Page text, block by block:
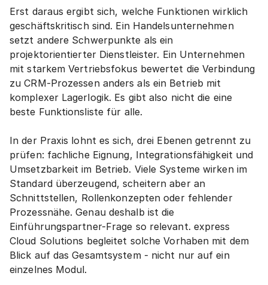
Erst daraus ergibt sich, welche Funktionen wirklich
geschäftskritisch sind. Ein Handelsunternehmen
setzt andere Schwerpunkte als ein
projektorientierter Dienstleister. Ein Unternehmen
mit starkem Vertriebsfokus bewertet die Verbindung
zu CRM-Prozessen anders als ein Betrieb mit
komplexer Lagerlogik. Es gibt also nicht die eine
beste Funktionsliste für alle.
In der Praxis lohnt es sich, drei Ebenen getrennt zu
prüfen: fachliche Eignung, Integrationsfähigkeit und
Umsetzbarkeit im Betrieb. Viele Systeme wirken im
Standard überzeugend, scheitern aber an
Schnittstellen, Rollenkonzepten oder fehlender
Prozessnähe. Genau deshalb ist die
Einführungspartner-Frage so relevant. express
Cloud Solutions begleitet solche Vorhaben mit dem
Blick auf das Gesamtsystem - nicht nur auf ein
einzelnes Modul.